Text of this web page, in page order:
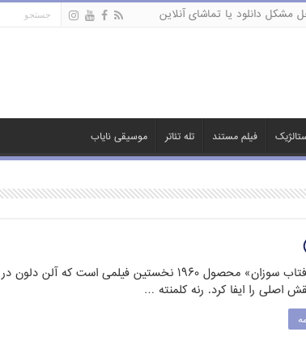
مشکل دانلود یا تماشای آنلاین
فیلم مستند تله تئاتر موسیقی نایاب
زیر آفتاب سوزان» محصول ۱۹۶۰ نخستین فیلمی است که آلن دلون در
اصلی را ایفا کرد. رنه کلمنته …